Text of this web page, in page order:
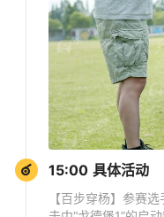
15:00 具体活动
【百步穿杨】参赛